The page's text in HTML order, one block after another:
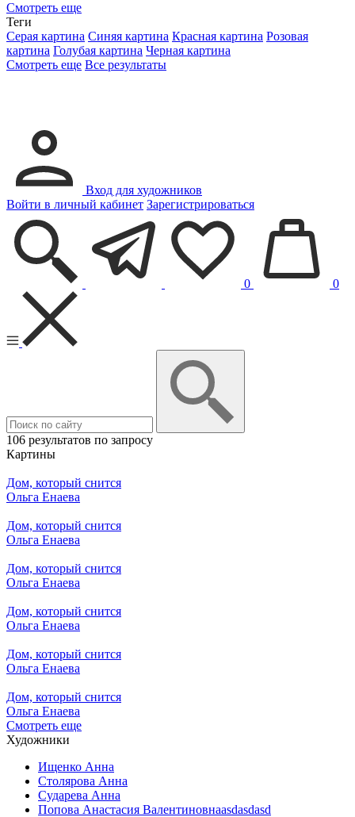
Смотреть еще
Теги
Серая картина Синяя картина Красная картина Розовая
картина Голубая картина Черная картина
Смотреть еще Все результаты
Вход для художников
Войти в личный кабинет Зарегистрироваться
0 0
106 результатов по запросу
Картины
Дом, который снится
Ольга Енаева
Дом, который снится
Ольга Енаева
Дом, который снится
Ольга Енаева
Дом, который снится
Ольга Енаева
Дом, который снится
Ольга Енаева
Дом, который снится
Ольга Енаева
Смотреть еще
Художники
Ищенко Анна
Столярова Анна
Сударева Анна
Попова Анастасия Валентиновнаasdasdasd